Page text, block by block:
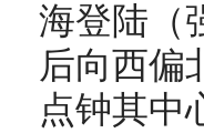
海登陆（
后向西偏
点钟其中